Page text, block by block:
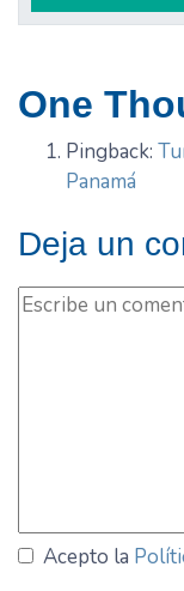
One
Pingback:
Panamá
Deja un
Acepto la